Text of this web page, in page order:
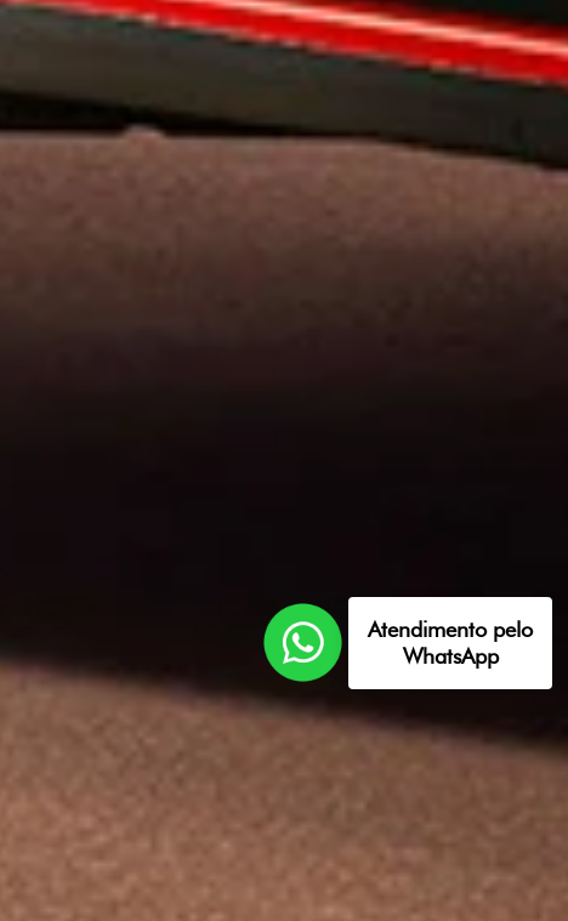
Atendimento pelo
WhatsApp